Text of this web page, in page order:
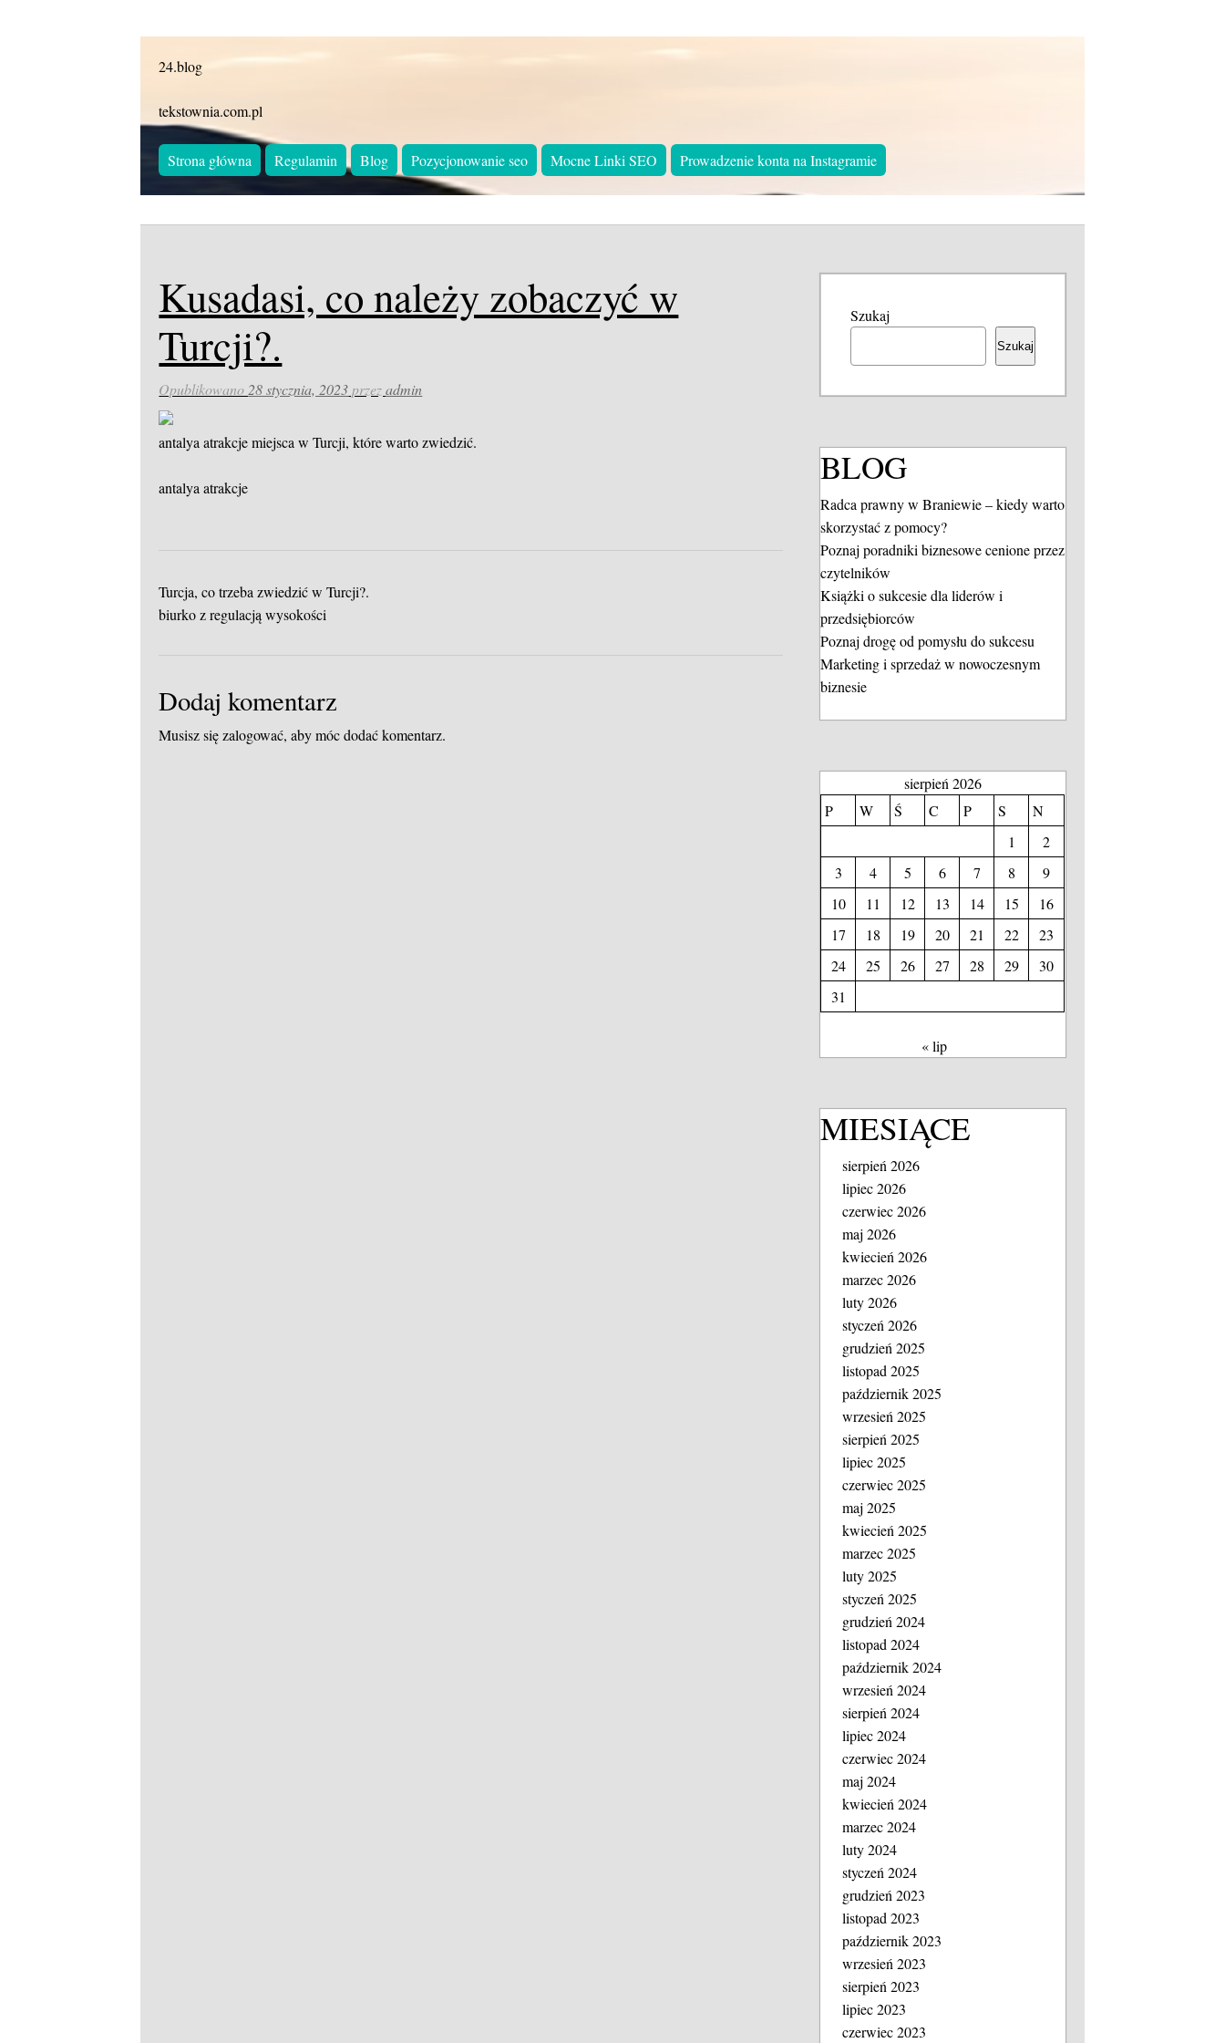
24.blog
tekstownia.com.pl
Strona główna Regulamin Blog Pozycjonowanie seo Mocne Linki SEO Prowadzenie konta na Instagramie
Kusadasi, co należy zobaczyć w
Turcji?.
Opublikowano 28 stycznia, 2023 przezadmin
antalya atrakcjemiejsca w Turcji, które warto zwiedzić.
antalya atrakcje
Turcja, co trzeba zwiedzić w Turcji?.
biurko z regulacją wysokości
Dodaj komentarz
Musisz sięzalogować, aby móc dodać komentarz.
Szukaj
Szukaj
BLOG
Radca prawny w Braniewie – kiedy warto
skorzystać z pomocy?
Poznaj poradniki biznesowe cenione przez
czytelników
Książki o sukcesie dla liderów i
przedsiębiorców
Poznaj drogę od pomysłu do sukcesu
Marketing i sprzedaż w nowoczesnym
biznesie
sierpień 2026
P
W Ś C P S
N
1
2
3
4 5 6 7 8
9
10
11 12 13 14 15
16
17
18 19 20 21 22
23
24
25 26 27 28 29
30
31
« lip
MIESIĄCE
sierpień 2026
lipiec 2026
czerwiec 2026
maj 2026
kwiecień 2026
marzec 2026
luty 2026
styczeń 2026
grudzień 2025
listopad 2025
październik 2025
wrzesień 2025
sierpień 2025
lipiec 2025
czerwiec 2025
maj 2025
kwiecień 2025
marzec 2025
luty 2025
styczeń 2025
grudzień 2024
listopad 2024
październik 2024
wrzesień 2024
sierpień 2024
lipiec 2024
czerwiec 2024
maj 2024
kwiecień 2024
marzec 2024
luty 2024
styczeń 2024
grudzień 2023
listopad 2023
październik 2023
wrzesień 2023
sierpień 2023
lipiec 2023
czerwiec 2023